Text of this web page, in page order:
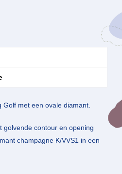
met een ovale diamant.
golvende contour en opening
champagne K/VVS1 in een